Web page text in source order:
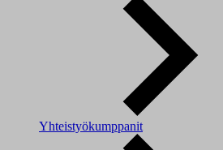
Yhteistyökumppanit